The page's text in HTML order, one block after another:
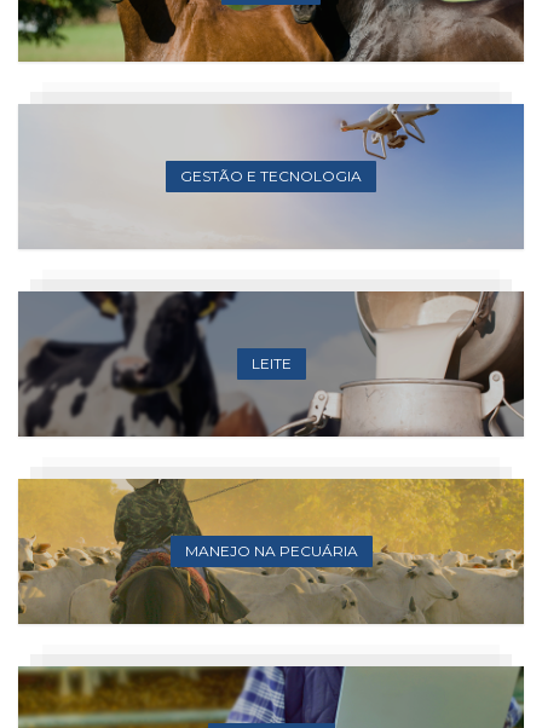
GESTÃO E TECNOLOGIA
LEITE
MANEJO NA PECUÁRIA